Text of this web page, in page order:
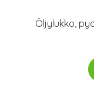
Öljylukko,